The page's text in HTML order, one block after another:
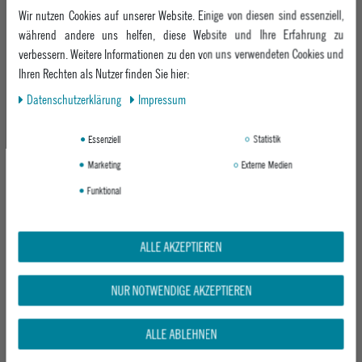
ab 54,95 €
UVP 79,95 €
64,95 €
LEVI´S® DAMEN STRICKPULLOVER
84,95 €
MAZINE DAMEN STRICKPULLOVER LEO
UVP 99,95 €
ab 69,95 €
Wir nutzen Cookies auf unserer Website. Einige von diesen sind essenziell,
während andere uns helfen, diese Website und Ihre Erfahrung zu
verbessern. Weitere Informationen zu den von uns verwendeten Cookies und
Ihren Rechten als Nutzer finden Sie hier:
Daten­schutz­erklärung
Impressum
Essenziell
Statistik
Marketing
Externe Medien
Funktional
ALLE AKZEPTIEREN
NUR NOTWENDIGE AKZEPTIEREN
ALLE ABLEHNEN